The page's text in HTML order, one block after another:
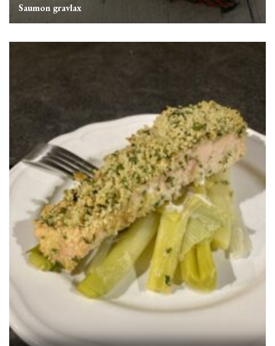
Saumon gravlax